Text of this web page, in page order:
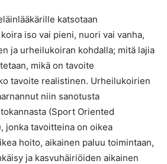
katsotaan
iso vai pieni, nuori vai vanha,
ja urheilukoiran kohdalla; mitä lajia
mikä on tavoite
tavoite realistinen. Urheilukoirien
niin sanotusta
(Sport Oriented
jonka tavoitteina on oikea
hoito, aikainen paluu toimintaan,
ja kasvuhäiriöiden aikainen